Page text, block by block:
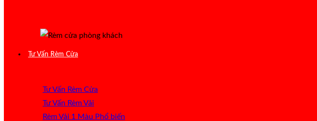
Tư Vấn Rèm Cửa
Tư Vấn Rèm Cửa
Tư Vấn Rèm Vải
Rèm Vải 1 Màu